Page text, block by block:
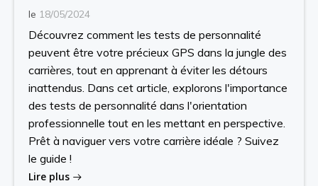
le 18/05/2024
Découvrez comment les tests de personnalité
peuvent être votre précieux GPS dans la jungle des
carrières, tout en apprenant à éviter les détours
inattendus. Dans cet article, explorons l'importance
des tests de personnalité dans l'orientation
professionnelle tout en les mettant en perspective.
Prêt à naviguer vers votre carrière idéale ? Suivez
le guide !
Lire plus